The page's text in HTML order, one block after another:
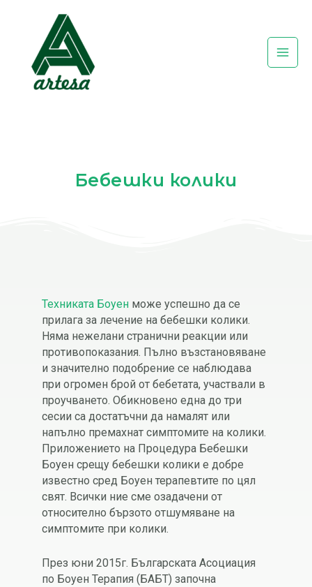
Бебешки колики
Техниката Боуен може успешно да се
прилага за лечение на бебешки колики.
Няма нежелани странични реакции или
противопоказания. Пълно възстановяване
и значително подобрение се наблюдава
при огромен брой от бебетата, участвали в
проучването. Обикновено една до три
сесии са достатъчни да намалят или
напълно премахнат симптомите на колики.
Приложението на Процедура Бебешки
Боуен срещу бебешки колики е добре
известно сред Боуен терапевтите по цял
свят. Всички ние сме озадачени от
относително бързото отшумяване на
симптомите при колики.
През юни 2015г. Българската Асоциация
по Боуен Терапия (БАБТ) започна